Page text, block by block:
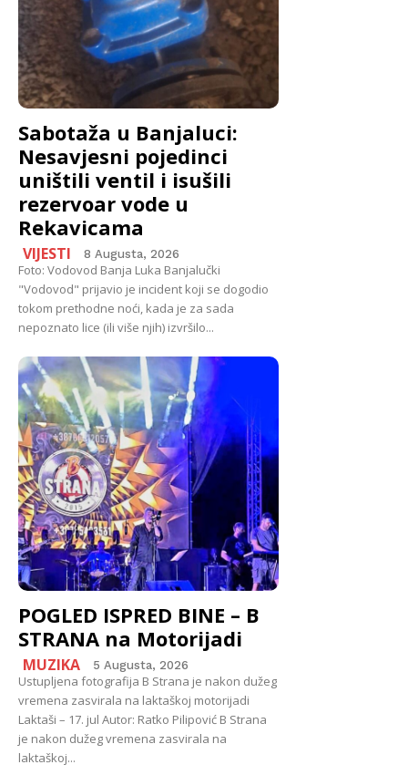
Sabotaža u Banjaluci:
Nesavjesni pojedinci
uništili ventil i isušili
rezervoar vode u
Rekavicama
VIJESTI 8 Augusta, 2026
Foto: Vodovod Banja Luka Banjalučki
"Vodovod" prijavio je incident koji se dogodio
tokom prethodne noći, kada je za sada
nepoznato lice (ili više njih) izvršilo...
POGLED ISPRED BINE – B
STRANA na Motorijadi
MUZIKA 5 Augusta, 2026
Ustupljena fotografija B Strana je nakon dužeg
vremena zasvirala na laktaškoj motorijadi
Laktaši – 17. jul Autor: Ratko Pilipović B Strana
je nakon dužeg vremena zasvirala na
laktaškoj...